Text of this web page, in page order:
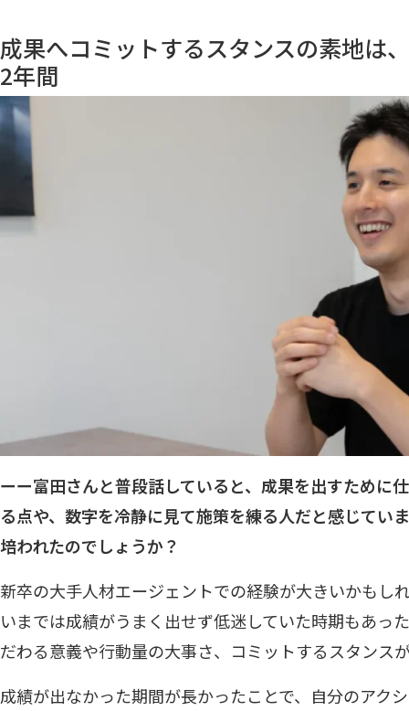
成果へコミットするスタンスの素地は
2年間
ーー富田さんと普段話していると、成果を出すために
る点や、数字を冷静に見て施策を練る人だと感じてい
培われたのでしょうか？
新卒の大手人材エージェントでの経験が大きいかもし
いまでは成績がうまく出せず低迷していた時期もあっ
だわる意義や行動量の大事さ、コミットするスタンス
成績が出なかった期間が長かったことで、自分のアク